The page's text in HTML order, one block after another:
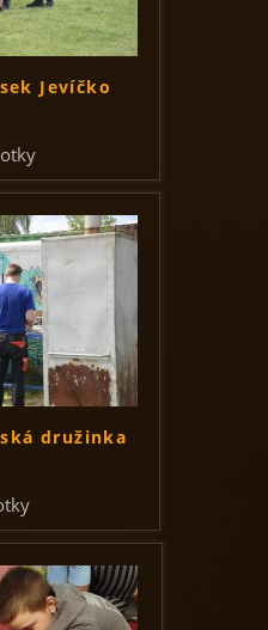
Jevíčko
družinka